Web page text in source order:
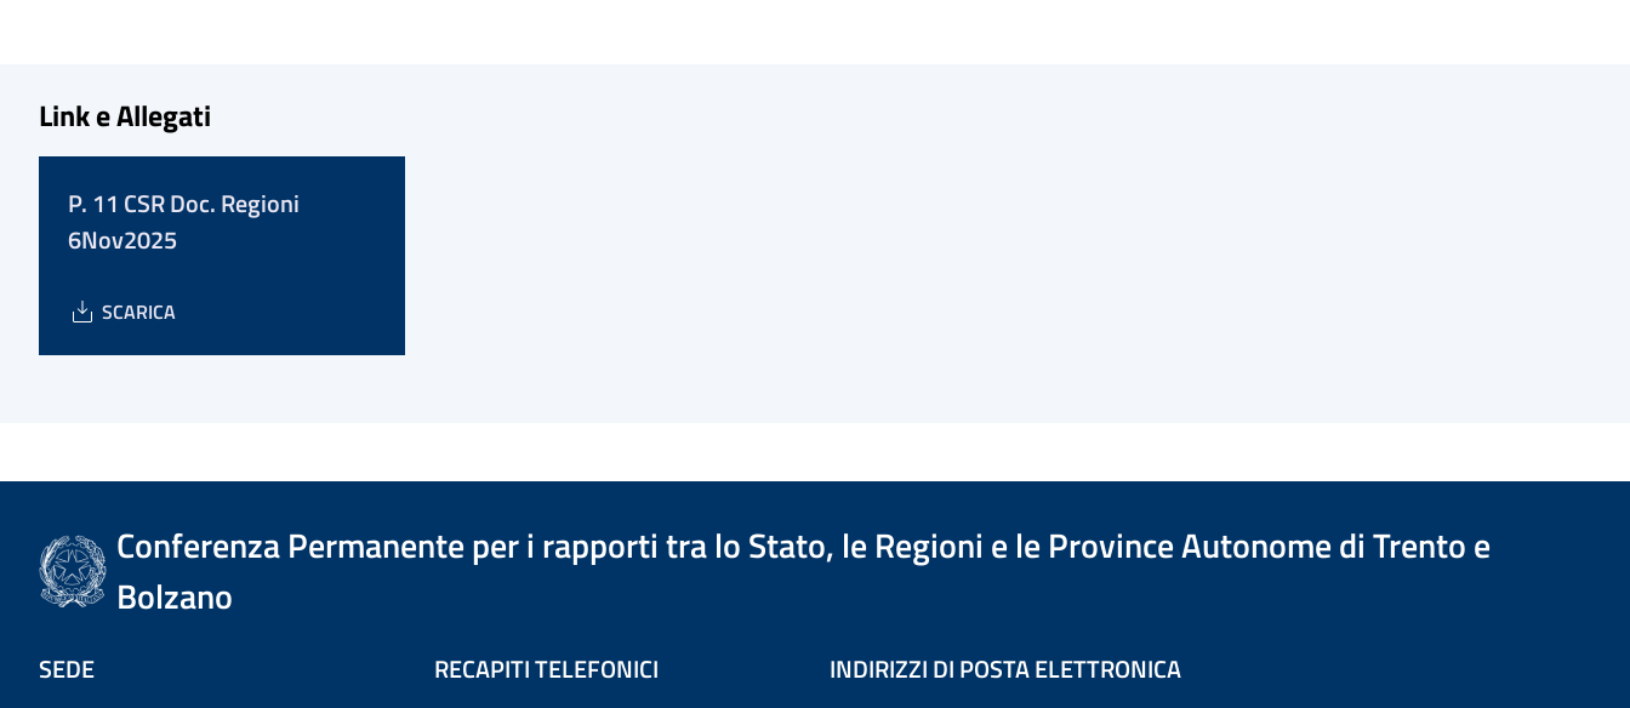
Link e Allegati
P. 11 CSR Doc. Regioni
6Nov2025
SCARICA
Conferenza Permanente per i rapporti tra lo Stato, le Regioni e le Province Autonome di Trento e
Bolzano
SEDE RECAPITI TELEFONICI INDIRIZZI DI POSTA ELETTRONICA